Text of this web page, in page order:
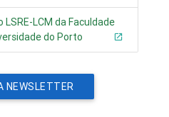
LCM da Faculdade
do Porto
NEWSLETTER